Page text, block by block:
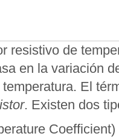
resistivo de
en la variación
El
. Existen dos